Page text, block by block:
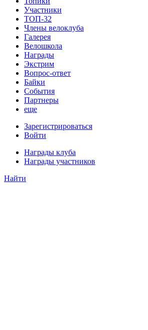
Участники
ТОП-32
Члены велоклуба
Галерея
Велошкола
Награды
Экстрим
Вопрос-ответ
Байки
События
Партнеры
еще
Зарегистрироваться
Войти
Награды клуба
Награды участников
Найти